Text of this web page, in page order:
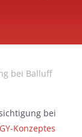
bei Balluff
bei
Konzeptes